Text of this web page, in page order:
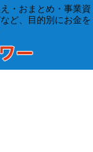
・おまとめ・事業資
ど、目的別にお金を